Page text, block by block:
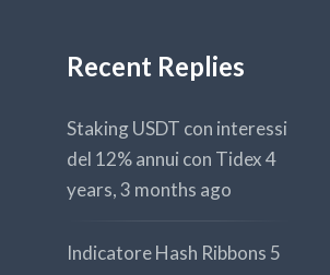
Recent Replies
Staking USDT con interessi
del 12% annui con Tidex4
years, 3 months ago
Indicatore Hash Ribbons 5